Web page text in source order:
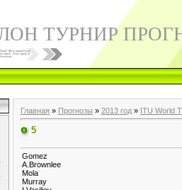
ТУРНИР
Главная » Прогнозы » 2013 год » ITU World
5
Gomez
A.Brownlee
Mola
Murray